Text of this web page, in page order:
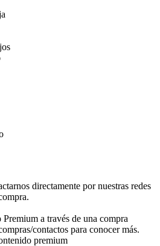
directamente por nuestras redes
a través de una compra
contactos para conocer más.
premium